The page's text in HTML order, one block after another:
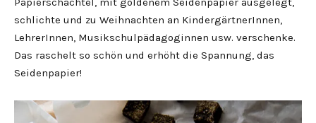
schlichte und zu Weihnachten an KindergärtnerInnen,
LehrerInnen, Musikschulpädagoginnen usw. verschenke.
Das raschelt so schön und erhöht die Spannung, das
Seidenpapier!